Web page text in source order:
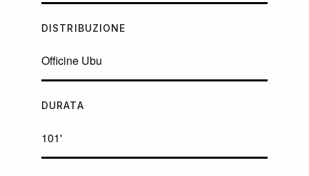
DISTRIBUZIONE
Officine Ubu
DURATA
101'